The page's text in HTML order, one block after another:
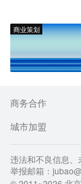
商业策划
商务合作
城市加盟
违法和不良信息
举报邮箱：